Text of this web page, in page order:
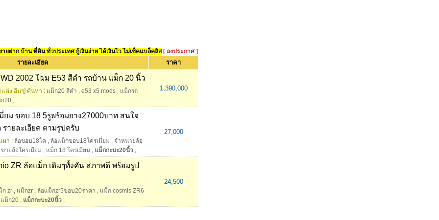
ยฝาก บ้าน ที่ดิน ทั่วประเทศ กู้เงินง่าย ได้เงินไว ไม่เช็คแบล็คลิส [ ลงประกาศ ]
รายละเอียด ราคา
2002 โฉม E53 สีดำ รถบ้าน แม็ก 20 นิ้ว
ต่ง อื่นๆ] ค้นหา : แม็ก20 สีดำ , e53 x5 mods , แม็กรถ
20 ,
1,390,000
ยม ขอบ 18 5รูพร้อมยาง27000บาท สนใจ
ายละเอียด ตามรูปครับ
หา : ล้อขอบ18โค , ล้อแม็กขอบ18โครเมี่ยม , จำหน่ายล้อ
ขายล้อโครเมียม , แม็ก 18 โครเมี่ยม , แม็กกะบะ20นิ้ว ,
27,000
ZR ล้อแม็ก เดิมๆทั้งคัน สภาพดี พร้อมรูป
ก zr , แม็กzr , ล้อแม็กzr5ขอบ20ราคา , แม็ก cosmis ZR6
แม็ก20 , แม็กกะบะ20นิ้ว ,
24,500